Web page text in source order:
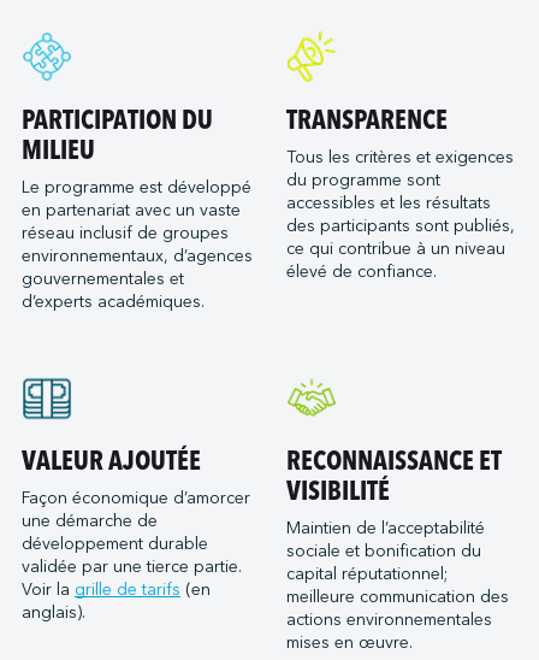
PARTICIPATION DU
MILIEU
Le programme est développé
en partenariat avec un vaste
réseau inclusif de groupes
environnementaux, d’agences
gouvernementales et
d’experts académiques.
TRANSPARENCE
Tous les critères et exigences
du programme sont
accessibles et les résultats
des participants sont publiés,
ce qui contribue à un niveau
élevé de confiance.
VALEUR AJOUTÉE
Façon économique d’amorcer
une démarche de
développement durable
validée par une tierce partie.
Voir la grille de tarifs (en
anglais).
RECONNAISSANCE ET
VISIBILITÉ
Maintien de l’acceptabilité
sociale et bonification du
capital réputationnel;
meilleure communication des
actions environnementales
mises en œuvre.